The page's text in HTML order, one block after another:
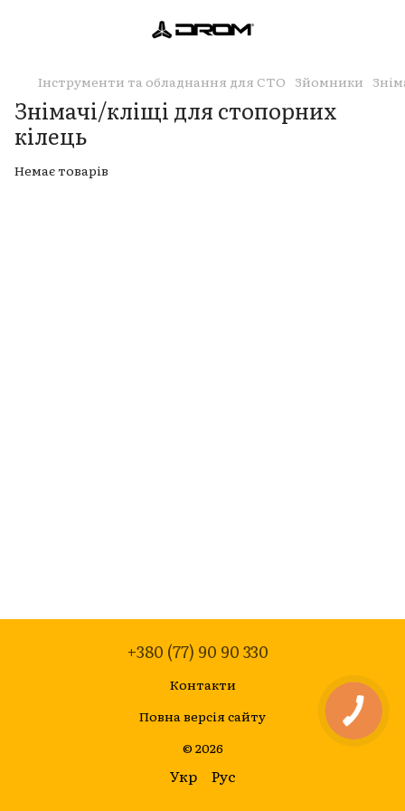
Інструменти та обладнання для СТО Зйомники
Знімачі/кліщі для стопорних
кілець
Немає товарів
+380 (77) 90 90 330
Контакти
Повна версія сайту
© 2026
Укр Рус